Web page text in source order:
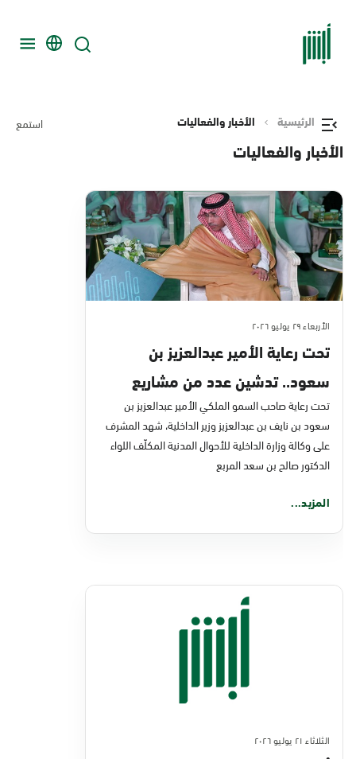
الرئيسية الأخبار والفعاليات استمع
الأخبار والفعاليات
الأربعاء ٢٩ يوليو ٢٠٢٦
تحت رعاية الأمير عبدالعزيز بن
سعود.. تدشين عدد من مشاريع
التحول الرقمي والخدمات الإلكترونية
للأحوال المدنية
تحت رعاية صاحب السمو الملكي الأمير عبدالعزيز بن
سعود بن نايف بن عبدالعزيز وزير الداخلية، شهد المشرف
على وكالة وزارة الداخلية للأحوال المدنية المكلّف اللواء
الدكتور صالح بن سعد المربع
المزيد...
الثلاثاء ٢١ يوليو ٢٠٢٦